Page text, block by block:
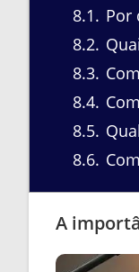
8.1
Por
8.2
8.3
8.4
8.5
8.6
A